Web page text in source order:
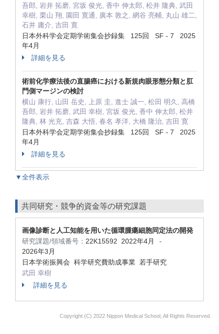
吾郎, 岩井 拓磨, 宮坂 俊光, 香中 伸太郎, 松井 隆典, 武田
幸樹, 栗山 翔, 園田 寛通, 廣本 敦之, 網谷 亮輔, 丸山 雄二,
石井 庸介, 吉田 寛
日本外科学会定期学術集会抄録集 125回 SF - 7 2025
年4月
詳細を見る
術前化学療法後の直腸癌における新規肉眼形態分類と肛
門側マージンの検討
横山 康行, 山田 岳史, 上原 圭, 進士 誠一, 松田 明久, 高橋
吾郎, 岩井 拓磨, 武田 幸樹, 宮坂 俊光, 香中 伸太郎, 松井
隆典, 林 光充, 吉森 大悟, 春名 孝洋, 大橋 隆治, 吉田 寛
日本外科学会定期学術集会抄録集 125回 SF - 7 2025
年4月
詳細を見る
▼全件表示
共同研究・競争的資金等の研究課題
画像診断と人工知能を用いた循環腫瘍細胞同定法の開発
研究課題/領域番号： 22K15592 2022年4月 -
2026年3月
日本学術振興会 科学研究費助成事業 若手研究
武田 幸樹
詳細を見る
Copyright (C) 2022 Nippon Medical School, All Rights Reserved.